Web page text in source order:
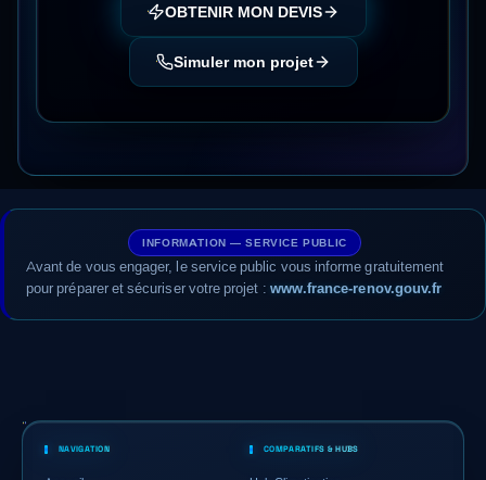
OBTENIR MON DEVIS
Simuler mon projet
INFORMATION — SERVICE PUBLIC
Avant de vous engager, le service public vous informe gratuitement
pour préparer et sécuriser votre projet : www.france-renov.gouv.fr
NAVIGATION COMPARATIFS & HUBS